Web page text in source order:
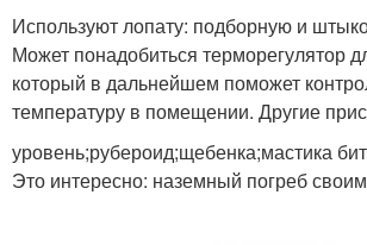
Используют лопату: подборную и
Может понадобиться терморегулятор
который в дальнейшем поможет
температуру в помещении. Другие
уровень;рубероид;щебенка;мастика
Это интересно: наземный погреб